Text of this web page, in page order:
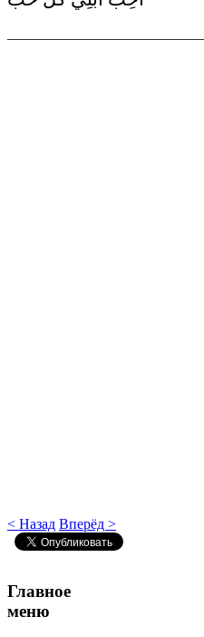
< Назад Вперёд >
Главное
меню